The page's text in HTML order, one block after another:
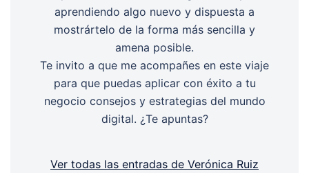
aprendiendo algo nuevo y dispuesta a
mostrártelo de la forma más sencilla y
amena posible.
Te invito a que me acompañes en este viaje
para que puedas aplicar con éxito a tu
negocio consejos y estrategias del mundo
digital. ¿Te apuntas?
Ver todas las entradas de Verónica Ruiz